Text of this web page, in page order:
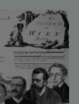
quantum